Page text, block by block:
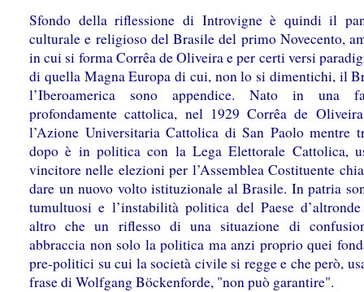
Sfondo della riflessione di Introvigne è quindi il
culturale e religioso del Brasile del primo Novecento,
in cui si forma Corrêa de Oliveira e per certi versi
di quella Magna Europa di cui, non lo si dimentichi, il
l’Iberoamerica sono appendice. Nato in una
profondamente cattolica, nel 1929 Corrêa de
l’Azione Universitaria Cattolica di San Paolo mentre
dopo è in politica con la Lega Elettorale Cattolica,
vincitore nelle elezioni per l’Assemblea Costituente
dare un nuovo volto istituzionale al Brasile. In patria
tumultuosi e l’instabilità politica del Paese
altro che un riflesso di una situazione di
abbraccia non solo la politica ma anzi proprio quei
pre-politici su cui la società civile si regge e che però,
frase di Wolfgang Böckenforde, "non può garantire".